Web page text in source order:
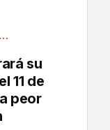
Movimiento Sumar celebrará su congreso...
su
11 de
peor